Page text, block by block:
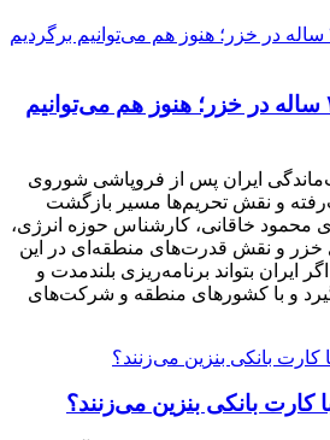
فرصت‌سوزی ۳۰ ساله در خزر؛ هنوز هم می‌توانیم
ایران پس از فروپاشی شوروی
و نقش تحریم‌ها مسیر بازگشت
محمود خاقانی، کارشناس حوزه انرژی،
خزر و نقش قدرت‌های منطقه‌ای در این
ایران بتواند برنامه‌ریزی بلندمدت و
و با کشورهای منطقه و شرکت‌های
کارت بانکی بنزین می‌زنند؟